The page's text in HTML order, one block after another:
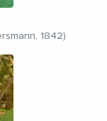
1842)